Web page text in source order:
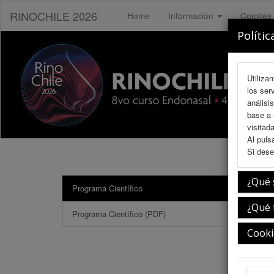
los
base a
Al
Si
¿Qué
RINOCHILE 2026 Home Información Comités
Programa Científico
Programa Científico (PDF)